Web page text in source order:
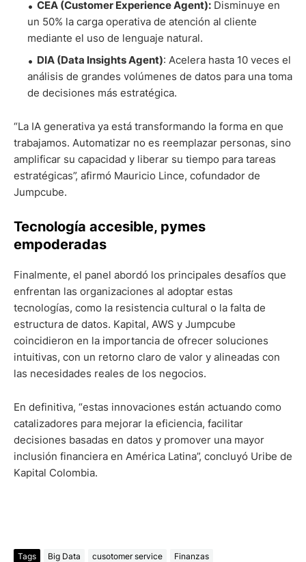
CEA (Customer Experience Agent): Disminuye en
un 50% la carga operativa de atención al cliente
mediante el uso de lenguaje natural.
DIA (Data Insights Agent): Acelera hasta 10 veces el
análisis de grandes volúmenes de datos para una toma
de decisiones más estratégica.
“La IA generativa ya está transformando la forma en que
trabajamos. Automatizar no es reemplazar personas, sino
amplificar su capacidad y liberar su tiempo para tareas
estratégicas”, afirmó Mauricio Lince, cofundador de
Jumpcube.
Tecnología accesible, pymes
empoderadas
Finalmente, el panel abordó los principales desafíos que
enfrentan las organizaciones al adoptar estas
tecnologías, como la resistencia cultural o la falta de
estructura de datos. Kapital, AWS y Jumpcube
coincidieron en la importancia de ofrecer soluciones
intuitivas, con un retorno claro de valor y alineadas con
las necesidades reales de los negocios.
En definitiva, “estas innovaciones están actuando como
catalizadores para mejorar la eficiencia, facilitar
decisiones basadas en datos y promover una mayor
inclusión financiera en América Latina”, concluyó Uribe de
Kapital Colombia.
Tags Big Data cusotomer service
Finanzas